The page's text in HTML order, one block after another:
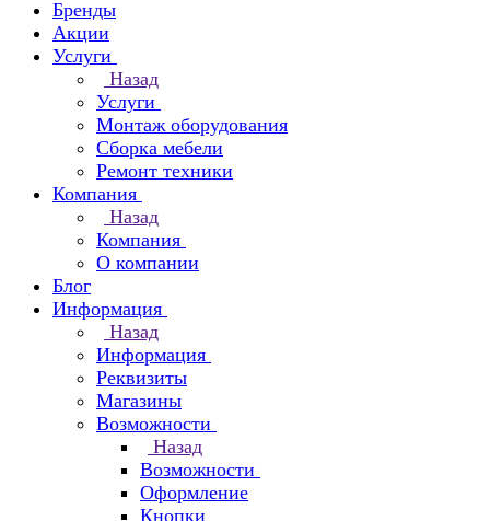
Бренды
Акции
Услуги
Назад
Услуги
Монтаж оборудования
Сборка мебели
Ремонт техники
Компания
Назад
Компания
О компании
Блог
Информация
Назад
Информация
Реквизиты
Магазины
Возможности
Назад
Возможности
Оформление
Кнопки